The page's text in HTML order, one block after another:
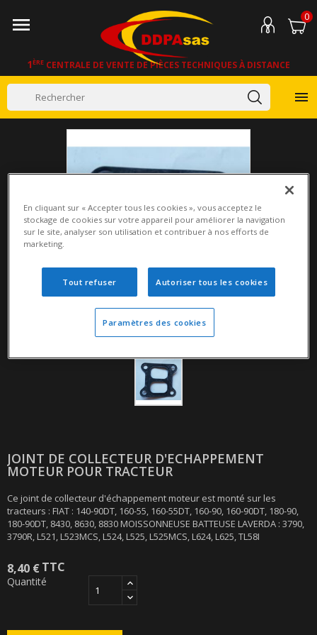
 0
1ÈRE CENTRALE DE VENTE DE PIÈCES TECHNIQUES À DISTANCE

JOINT DE COLLECTEUR D'ECHAPPEMENT
MOTEUR POUR TRACTEUR
Ce joint de collecteur d'échappement moteur est monté sur les
tracteurs : FIAT : 140-90DT, 160-55, 160-55DT, 160-90, 160-90DT, 180-90,
180-90DT, 8430, 8630, 8830 MOISSONNEUSE BATTEUSE LAVERDA : 3790,
3790R, L521, L523MCS, L524, L525, L525MCS, L624, L625, TL58I
8,40 €TTC
Quantité
En cliquant sur « Accepter tous les cookies », vous acceptez le
stockage de cookies sur votre appareil pour améliorer la navigation
sur le site, analyser son utilisation et contribuer à nos efforts de
marketing.
Tout refuser Autoriser tous les cookies
Paramètres des cookies